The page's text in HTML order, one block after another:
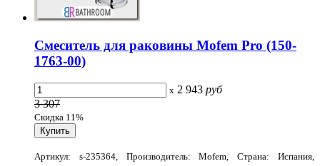
Смеситель для раковины Mofem Pro (150-
1763-00)
x 2 943 руб
3 307
Скидка 11%
Артикул: s-235364, Производитель: Mofem, Страна: Испания,